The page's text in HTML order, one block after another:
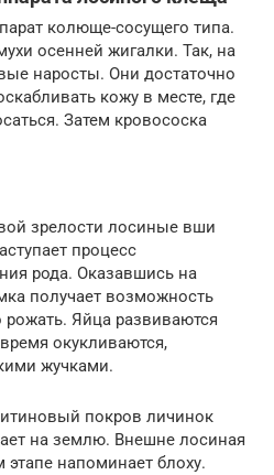
колюще-сосущего типа.
осенней жигалки. Так, на
наросты. Они достаточно
кожу в месте, где
Затем кровососка
зрелости лосиные вши
процесс
рода. Оказавшись на
получает возможность
Яйца развиваются
окукливаются,
жучками.
покров личинок
на землю. Внешне лосиная
напоминает блоху.